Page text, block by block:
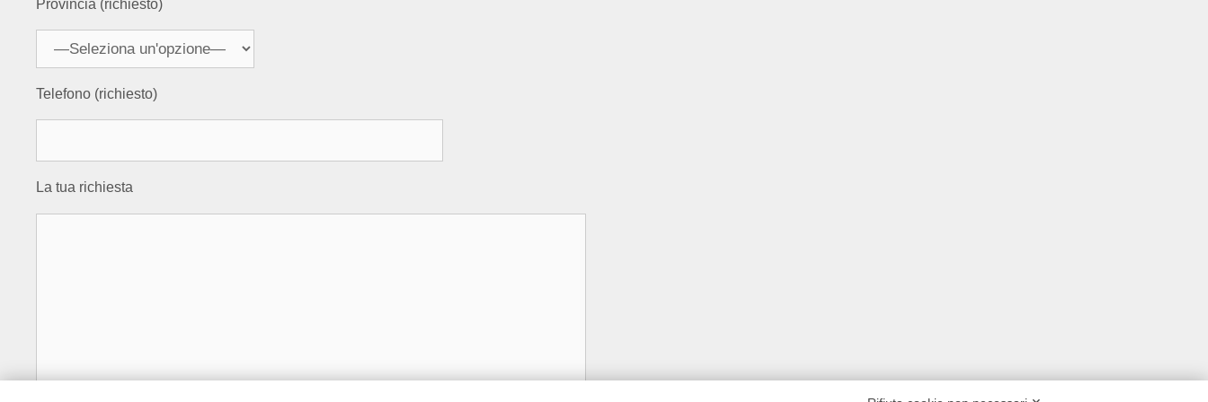
Provincia (richiesto)
Telefono (richiesto)
La tua richiesta